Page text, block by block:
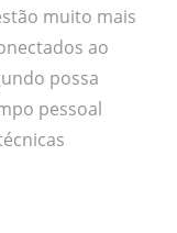
muito mais
ao
possa
pessoal